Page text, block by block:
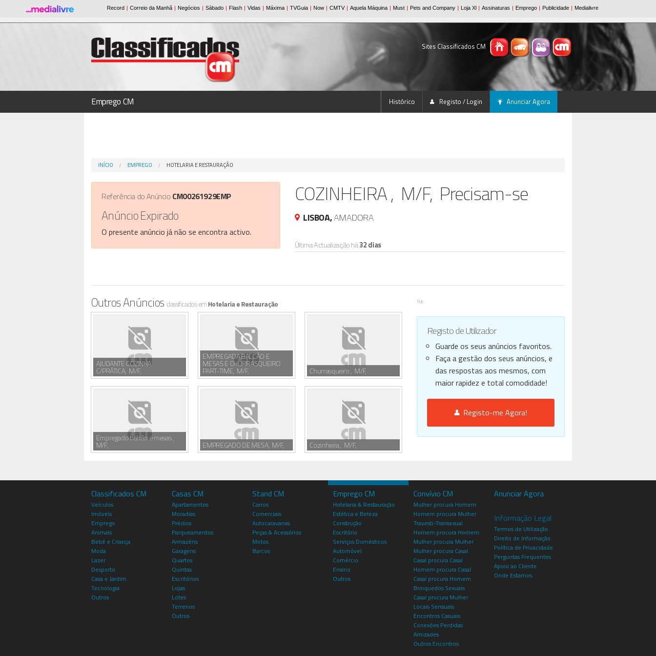
Sites Classificados CM
Emprego CM Histórico Registo / Login Anunciar Agora
INÍCIO EMPREGO HOTELARIA E RESTAURAÇÃO
COZINHEIRA , M/F, Precisam-se
LISBOA,AMADORA
Última Actualização há32 dias
Referência do Anúncio CM00261929EMP
Anúncio Expirado
O presente anúncio já não se encontra activo.
Outros Anúncios classificados emHotelaria e Restauração
AJUDANTE COZINHA
C/PRÁTICA, M/F,
EMPREGADA BALCÃO E
MESAS E CHURRASQUEIRO
PART-TIME, M/F, Churrasqueiro , M/F,
Empregado balcão e mesas ,
M/F, EMPREGADO DE MESA, M/F, Cozinheira , M/F,
Pub
Registo de Utilizador
Guarde os seus anúncios favoritos.
Faça a gestão dos seus anúncios, e
das respostas aos mesmos, com
maior rapidez e total comodidade!
Registo-me Agora!
Classificados CM
Veículos
Imóveis
Emprego
Animais
Bebé e Criança
Moda
Lazer
Desporto
Casa e Jardim
Tecnologia
Outros
Casas CM
Apartamentos
Moradias
Prédios
Parqueamentos
Armazéns
Garagens
Quartos
Quintas
Escritórios
Lojas
Lotes
Terrenos
Outros
Stand CM
Carros
Comerciais
Autocaravanas
Peças & Acessórios
Motos
Barcos
Emprego CM
Hotelaria & Restauração
Estética e Beleza
Construção
Escritório
Serviços Domésticos
Automóvel
Comércio
Ensino
Outros
Convívio CM
Mulher procura Homem
Homem procura Mulher
Travesti-Transexual
Homem procura Homem
Mulher procura Mulher
Mulher procura Casal
Casal procura Casal
Homem procura Casal
Casal procura Homem
Brinquedos Sexuais
Casal procura Mulher
Locais Sensuais
Encontros Casuais
Conexões Perdidas
Amizades
Outros Encontros
Anunciar Agora
Informação Legal
Termos de Utilização
Direito de Informação
Política de Privacidade
Perguntas Frequentes
Apoio ao Cliente
Onde Estamos